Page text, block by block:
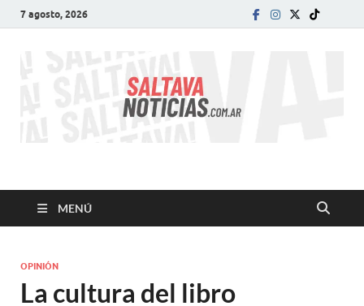
7 agosto, 2026
SALTA VA!
MENÚ
OPINIÓN
La cultura del libro